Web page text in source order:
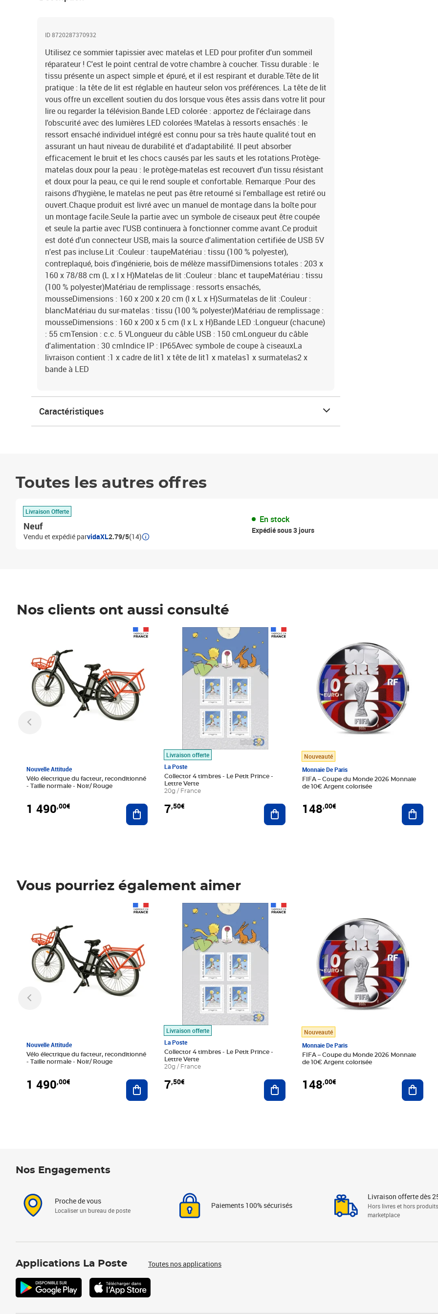
ID 8720287370932
Utilisez ce sommier tapissier avec matelas et LED pour profiter d'un sommeil
réparateur ! C'est le point central de votre chambre à coucher. Tissu durable : le
tissu présente un aspect simple et épuré, et il est respirant et durable.Tête de lit
pratique : la tête de lit est réglable en hauteur selon vos préférences. La tête de lit
vous offre un excellent soutien du dos lorsque vous êtes assis dans votre lit pour
lire ou regarder la télévision.Bande LED colorée : apportez de l'éclairage dans
l'obscurité avec des lumières LED colorées !Matelas à ressorts ensachés : le
ressort ensaché individuel intégré est connu pour sa très haute qualité tout en
assurant un haut niveau de durabilité et d'adaptabilité. Il peut absorber
efficacement le bruit et les chocs causés par les sauts et les rotations.Protège-
matelas doux pour la peau : le protège-matelas est recouvert d'un tissu résistant
et doux pour la peau, ce qui le rend souple et confortable. Remarque :Pour des
raisons d'hygiène, le matelas ne peut pas être retourné si l'emballage est retiré ou
ouvert.Chaque produit est livré avec un manuel de montage dans la boîte pour
un montage facile.Seule la partie avec un symbole de ciseaux peut être coupée
et seule la partie avec l'USB continuera à fonctionner comme avant.Ce produit
est doté d'un connecteur USB, mais la source d'alimentation certifiée de USB 5V
n'est pas incluse.Lit :Couleur : taupeMatériau : tissu (100 % polyester),
contreplaqué, bois d'ingénierie, bois de mélèze massifDimensions totales : 203 x
160 x 78/88 cm (L x l x H)Matelas de lit :Couleur : blanc et taupeMatériau : tissu
(100 % polyester)Matériau de remplissage : ressorts ensachés,
mousseDimensions : 160 x 200 x 20 cm (l x L x H)Surmatelas de lit :Couleur :
blancMatériau du sur-matelas : tissu (100 % polyester)Matériau de remplissage :
mousseDimensions : 160 x 200 x 5 cm (l x L x H)Bande LED :Longueur (chacune)
: 55 cmTension : c.c. 5 VLongueur du câble USB : 150 cmLongueur du câble
d'alimentation : 30 cmIndice IP : IP65Avec symbole de coupe à ciseauxLa
livraison contient :1 x cadre de lit1 x tête de lit1 x matelas1 x surmatelas2 x
bande à LED
Caractéristiques
Toutes les autres offres
Livraison Offerte
Neuf
Vendu et expédié parvidaXL2.79/5(14)
En stock
Expédié sous 3 jours
Nos clients ont aussi consulté
Nouvelle Attitude
Vélo électrique du facteur, reconditionné
- Taille normale - Noir/ Rouge
1 490,00€ Ajouter au panier
Livraison offerte
La Poste
Collector 4 timbres - Le Petit Prince -
Lettre Verte
20g / France
7,50€
Prix 7,50€
Ajouter au panier
Nouveauté
Monnaie De Paris
FIFA – Coupe du Monde 2026 Monnaie
de 10€ Argent colorisée
148,00€
Vous pourriez également aimer
Nouvelle Attitude
Vélo électrique du facteur, reconditionné
- Taille normale - Noir/ Rouge
1 490,00€ Ajouter au panier
Livraison offerte
La Poste
Collector 4 timbres - Le Petit Prince -
Lettre Verte
20g / France
7,50€
Prix 7,50€
Ajouter au panier
Nouveauté
Monnaie De Paris
FIFA – Coupe du Monde 2026 Monnaie
de 10€ Argent colorisée
148,00€
Nos Engagements
Proche de vous
Localiser un bureau de poste
Paiements 100% sécurisés
Livraison offerte dès
Hors livres et hors produits
marketplace
Applications La Poste Toutes nos applications